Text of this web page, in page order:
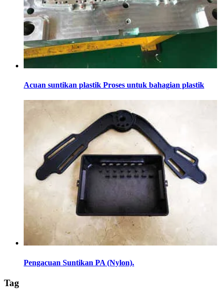
Acuan suntikan plastik Proses untuk bahagian plastik
Pengacuan Suntikan PA (Nylon).
Tag